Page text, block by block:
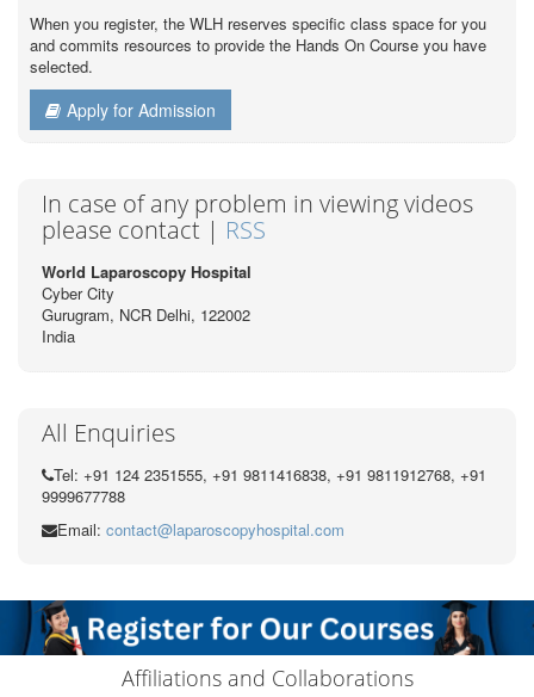
When you register, the WLH reserves specific class space for you
and commits resources to provide the Hands On Course you have
selected.
Apply for Admission
In case of any problem in viewing videos
please contact | RSS
World Laparoscopy Hospital
Cyber City
Gurugram, NCR Delhi, 122002
India
All Enquiries
Tel: +91 124 2351555, +91 9811416838, +91 9811912768, +91
9999677788
Email: contact@laparoscopyhospital.com
Affiliations and Collaborations